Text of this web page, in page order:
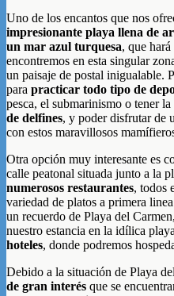
Uno de los encantos que nos
impresionante playa llena de
un mar azul turquesa, que
encontremos en esta singular
un paisaje de postal inigualable.
para practicar todo tipo de
pesca, el submarinismo o tener
de delfines, y poder disfrutar de
con estos maravillosos
Otra opción muy interesante es
calle peatonal situada junto a la
numerosos restaurantes, todos
variedad de platos a primera
un recuerdo de Playa del
nuestro estancia en la idílica
hoteles, donde podremos
Debido a la situación de Playa
de gran interés que se